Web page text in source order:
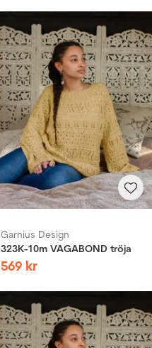
Garnius Design
323K-10m VAGABOND tröja
569 kr